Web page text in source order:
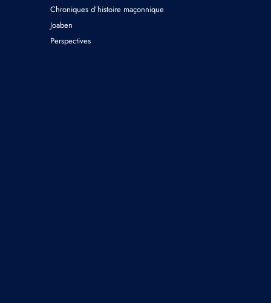
Chroniques d’histoire maçonnique
Joaben
Perspectives